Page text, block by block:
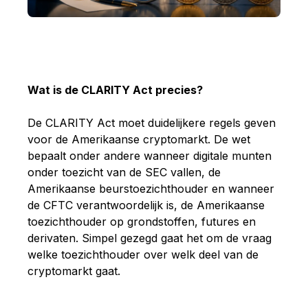
Wat is de CLARITY Act precies?
De CLARITY Act moet duidelijkere regels geven
voor de Amerikaanse cryptomarkt. De wet
bepaalt onder andere wanneer digitale munten
onder toezicht van de SEC vallen, de
Amerikaanse beurstoezichthouder en wanneer
de CFTC verantwoordelijk is, de Amerikaanse
toezichthouder op grondstoffen, futures en
derivaten. Simpel gezegd gaat het om de vraag
welke toezichthouder over welk deel van de
cryptomarkt gaat.